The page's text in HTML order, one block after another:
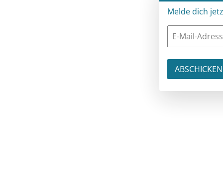
Melde dich jetzt